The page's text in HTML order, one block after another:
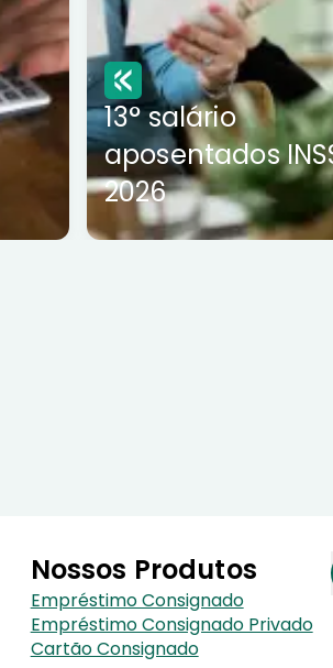
13° salário
aposentados
2026
Nossos Produtos
Empréstimo Consignado
Empréstimo Consignado Privado
Cartão Consignado